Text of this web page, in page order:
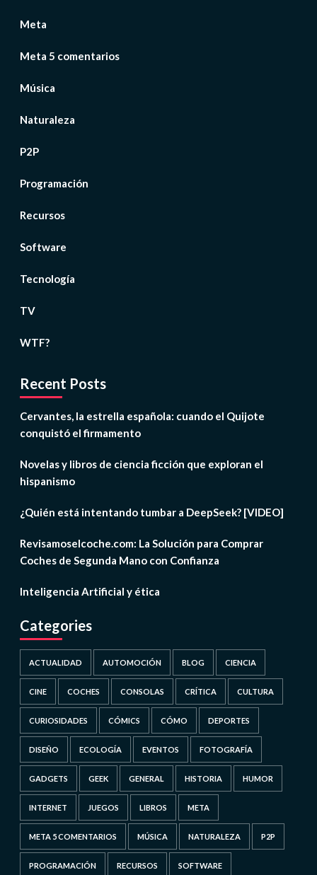
Meta
Meta 5 comentarios
Música
Naturaleza
P2P
Programación
Recursos
Software
Tecnología
TV
WTF?
Recent Posts
Cervantes, la estrella española: cuando el Quijote
conquistó el firmamento
Novelas y libros de ciencia ficción que exploran el
hispanismo
¿Quién está intentando tumbar a DeepSeek? [VIDEO]
Revisamoselcoche.com: La Solución para Comprar
Coches de Segunda Mano con Confianza
Inteligencia Artificial y ética
Categories
ACTUALIDAD AUTOMOCIÓN BLOG CIENCIA
CINE COCHES CONSOLAS CRÍTICA CULTURA
CURIOSIDADES CÓMICS CÓMO DEPORTES
DISEÑO ECOLOGÍA EVENTOS FOTOGRAFÍA
GADGETS GEEK GENERAL HISTORIA HUMOR
INTERNET JUEGOS LIBROS META
META 5 COMENTARIOS MÚSICA NATURALEZA P2P
PROGRAMACIÓN RECURSOS SOFTWARE